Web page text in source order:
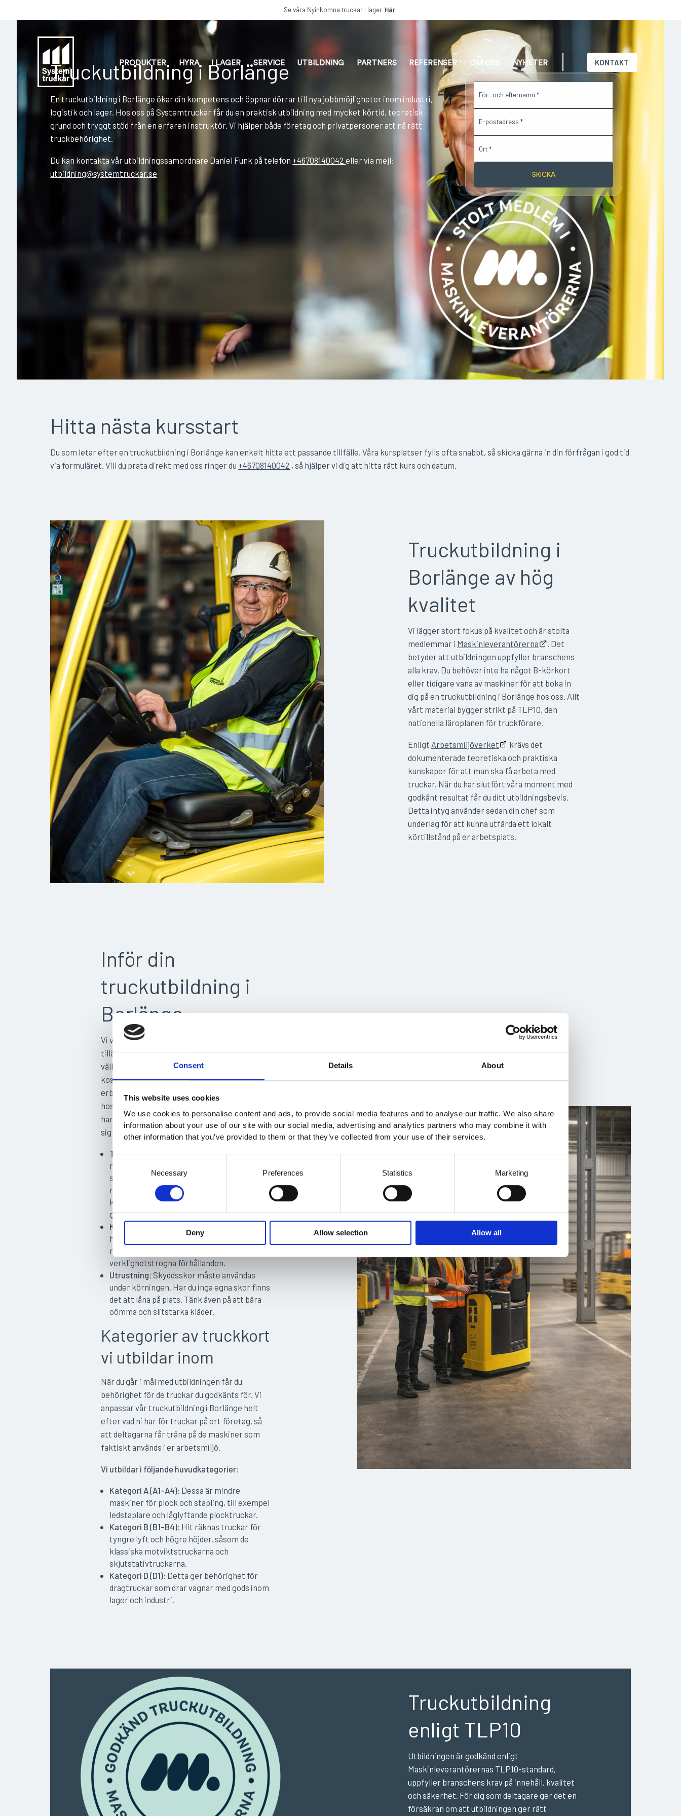
Consent Details About
This website uses cookies
We use cookies to personalise content and ads, to provide social media features and to analyse our traffic. We also share
information about your use of our site with our social media, advertising and analytics partners who may combine it with
other information that you’ve provided to them or that they’ve collected from your use of their services.
C
n
n
e
e
c
t
i
n
Necessary Preferences Statistics Marketing
Deny Allow selection Allow all
Se våra Nyinkomna truckar i lager Här
PRODUKTER HYRA I LAGER SERVICE UTBILDNING PARTNERS REFERENSER OM OSS NYHETER KONTAKT
Truckutbildning i Borlänge
En truckutbildning i Borlänge ökar din kompetens och öppnar dörrar till nya jobbmöjligheter inom industri,
logistik och lager. Hos oss på Systemtruckar får du en praktisk utbildning med mycket körtid, teoretisk
grund och tryggt stöd från en erfaren instruktör. Vi hjälper både företag och privatpersoner att nå rätt
truckbehörighet.
Du kan kontakta vår utbildningssamordnare Daniel Funk på telefon +46708140042eller via mejl:
utbildning@systemtruckar.se
SKICKA
Hitta nästa kursstart
Du som letar efter en truckutbildning i Borlänge kan enkelt hitta ett passande tillfälle. Våra kursplatser fylls ofta snabbt, så skicka gärna in din förfrågan i god tid
via formuläret. Vill du prata direkt med oss ringer du +46708140042 , så hjälper vi dig att hitta rätt kurs och datum.
Truckutbildning i
Borlänge av hög
kvalitet
Vi lägger stort fokus på kvalitet och är stolta
medlemmar i Maskinleverantörerna
. Det
betyder att utbildningen uppfyller branschens
alla krav. Du behöver inte ha något B-körkort
eller tidigare vana av maskiner för att boka in
dig på en truckutbildning i Borlänge hos oss. Allt
vårt material bygger strikt på TLP10, den
nationella läroplanen för truckförare.
Enligt Arbetsmiljöverket
krävs det
dokumenterade teoretiska och praktiska
kunskaper för att man ska få arbeta med
truckar. När du har slutfört våra moment med
godkänt resultat får du ditt utbildningsbevis.
Detta intyg använder sedan din chef som
underlag för att kunna utfärda ett lokalt
körtillstånd på er arbetsplats.
Inför din
truckutbildning i
Borlänge
Vi vill att våra deltagare ska lyckas och
tillämpar därför en körgaranti, du är
välkommen tillbaka för att öva mer utan extra
kostnad om du inte blir godkänd. För företag
erbjuder vi truckutbildning i Borlänge på plats
hos er och personalen får köra i egna lokaler. Vi
har regelbundna starter och kurserna sträcker
sig över 2–3 dagar, fyllda med handledd körning.
Teori:Undervisningen täcker allt från
maskinens konstruktion och
säkerhetsföreskrifter till ergonomi och
riskhantering. Du läser teorin digitalt eller i
klassrum. Misslyckas du på teoriprovet får du
göra om det kostnadsfritt.
Körning:
heldag i våra lokaler. Här får du träna på att
manövrera, lasta och lossa gods under
verklighetstrogna förhållanden.
Utrustning: Skyddsskor måste användas
under körningen. Har du inga egna skor finns
det att låna på plats. Tänk även på att bära
oömma och slitstarka kläder.
Kategorier av truckkort
vi utbildar inom
När du går i mål med utbildningen får du
behörighet för de truckar du godkänts för. Vi
anpassar vår truckutbildning i Borlänge helt
efter vad ni har för truckar på ert företag, så
att deltagarna får träna på de maskiner som
faktiskt används i er arbetsmiljö.
Vi utbildar i följande huvudkategorier:
Kategori A (A1–A4): Dessa är mindre
maskiner för plock och stapling, till exempel
ledstaplare och låglyftande plocktruckar.
Kategori B (B1–B4): Hit räknas truckar för
tyngre lyft och högre höjder, såsom de
klassiska motviktstruckarna och
skjutstativtruckarna.
Kategori D (D1): Detta ger behörighet för
dragtruckar som drar vagnar med gods inom
lager och industri.
Truckutbildning
enligt TLP10
Utbildningen är godkänd enligt
Maskinleverantörernas TLP10-standard,
uppfyller branschens krav på innehåll, kvalitet
och säkerhet. För dig som deltagare ger det en
försäkran om att utbildningen ger rätt